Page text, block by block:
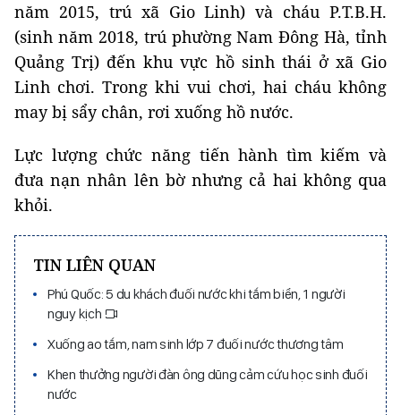
năm 2015, trú xã Gio Linh) và cháu P.T.B.H.
(sinh năm 2018, trú phường Nam Đông Hà, tỉnh
Quảng Trị) đến khu vực hồ sinh thái ở xã Gio
Linh chơi. Trong khi vui chơi, hai cháu không
may bị sẩy chân, rơi xuống hồ nước.
Lực lượng chức năng tiến hành tìm kiếm và
đưa nạn nhân lên bờ nhưng cả hai không qua
khỏi.
TIN LIÊN QUAN
Phú Quốc: 5 du khách đuối nước khi tắm biển, 1 người
nguy kịch
Xuống ao tắm, nam sinh lớp 7 đuối nước thương tâm
Khen thưởng người đàn ông dũng cảm cứu học sinh đuối
nước